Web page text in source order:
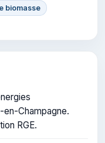
biomasse
en-Champagne.
RGE.